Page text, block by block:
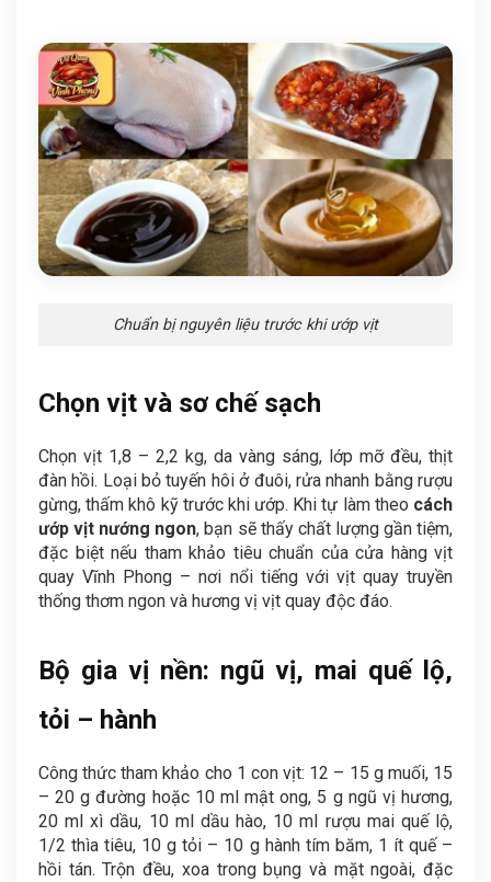
Chuẩn bị nguyên liệu trước khi ướp vịt
Chọn vịt và sơ chế sạch
Chọn vịt 1,8 – 2,2 kg, da vàng sáng, lớp mỡ đều, thịt
đàn hồi. Loại bỏ tuyến hôi ở đuôi, rửa nhanh bằng rượu
gừng, thấm khô kỹ trước khi ướp. Khi tự làm theo cách
ướp vịt nướng ngon, bạn sẽ thấy chất lượng gần tiệm,
đặc biệt nếu tham khảo tiêu chuẩn của cửa hàng vịt
quay Vĩnh Phong – nơi nổi tiếng với vịt quay truyền
thống thơm ngon và hương vị vịt quay độc đáo.
Bộ gia vị nền: ngũ vị, mai quế lộ,
tỏi – hành
Công thức tham khảo cho 1 con vịt: 12 – 15 g muối, 15
– 20 g đường hoặc 10 ml mật ong, 5 g ngũ vị hương,
20 ml xì dầu, 10 ml dầu hào, 10 ml rượu mai quế lộ,
1/2 thìa tiêu, 10 g tỏi – 10 g hành tím băm, 1 ít quế –
hồi tán. Trộn đều, xoa trong bụng và mặt ngoài, đặc